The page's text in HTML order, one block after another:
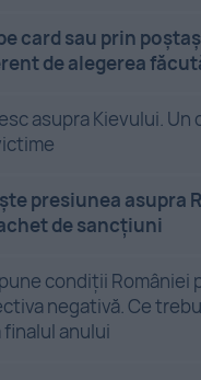
card sau prin
de alegerea
asupra Kievului. Un
presiunea asupra
de sancțiuni
condiții României
negativă. Ce
anului